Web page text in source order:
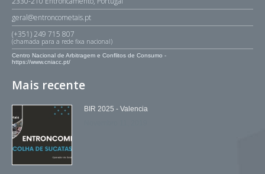
geral@entroncometais.pt
(+351) 249 715 807
(chamada para a rede fixa nacional)
Centro Nacional de Arbitragem e Conflitos de Consumo -
https://www.cniacc.pt/
Mais recente
BIR 2025 - Valencia